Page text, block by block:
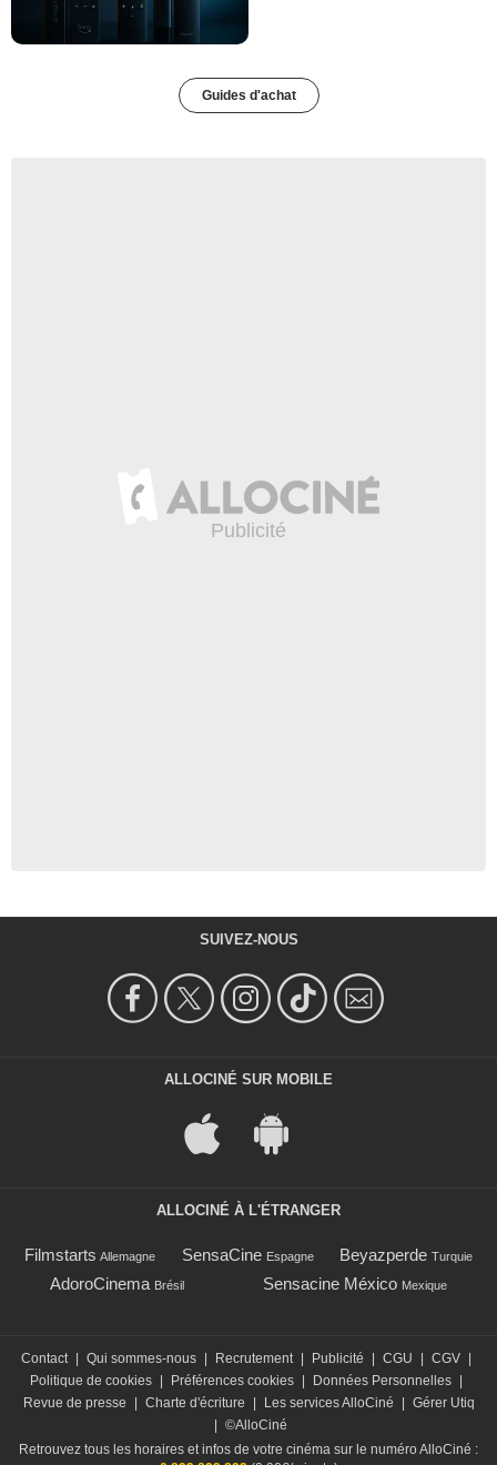
Guides d'achat
SUIVEZ-NOUS
ALLOCINÉ SUR MOBILE
ALLOCINÉ À L'ÉTRANGER
Filmstarts Allemagne SensaCine Espagne Beyazperde Turquie
AdoroCinema Brésil Sensacine México Mexique
Contact Qui sommes-nous Recrutement Publicité CGU CGV
Politique de cookies
Préférences cookies Données Personnelles
Revue de presse
Charte d'écriture Les services AlloCiné
Gérer Utiq
©AlloCiné
Retrouvez tous les horaires et infos de votre cinéma sur le numéro AlloCiné :